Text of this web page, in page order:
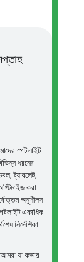
স্পটলাইট
ধরনের
ট্যাবলেট,
করা
অনুশীলন
একাধিক
নির্দেশিকা
যা কভার